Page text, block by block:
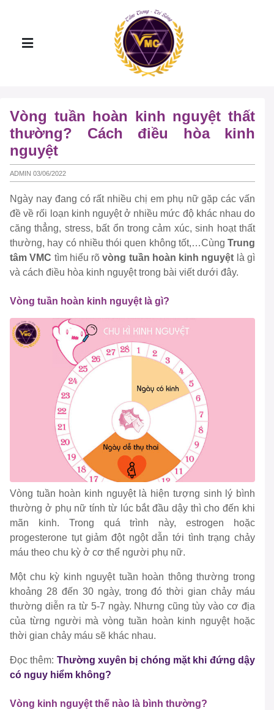
Vòng tuần hoàn kinh nguyệt thất
thường? Cách điều hòa kinh
nguyệt
ADMIN 03/06/2022
Ngày nay đang có rất nhiều chị em phụ nữ gặp các vấn
đề về rối loạn kinh nguyệt ở nhiều mức độ khác nhau do
căng thẳng, stress, bất ổn trong cảm xúc, sinh hoạt thất
thường, hay có nhiều thói quen không tốt,…Cùng Trung
tâm VMC tìm hiểu rõvòng tuần hoàn kinh nguyệt là gì
và cách điều hòa kinh nguyệt trong bài viết dưới đây.
Vòng tuần hoàn kinh nguyệt là gì?
Vòng tuần hoàn kinh nguyệt là hiện tượng sinh lý bình
thường ở phụ nữ tính từ lúc bắt đầu dậy thì cho đến khi
mãn kinh. Trong quá trình này, estrogen hoặc
progesterone tụt giảm đột ngột dẫn tới tình trạng chảy
máu theo chu kỳ ở cơ thể người phụ nữ.
Một chu kỳ kinh nguyệt tuần hoàn thông thường trong
khoảng 28 đến 30 ngày, trong đó thời gian chảy máu
thường diễn ra từ 5-7 ngày. Nhưng cũng tùy vào cơ địa
của từng người mà vòng tuần hoàn kinh nguyệt hoặc
thời gian chảy máu sẽ khác nhau.
Đọc thêm: Thường xuyên bị chóng mặt khi đứng dậy
có nguy hiểm không?
Vòng kinh nguyệt thế nào là bình thường?